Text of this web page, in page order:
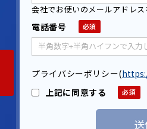
会社でお使いのメールアドレス
電話番号
プライバシーポリシー(
上記に同意する